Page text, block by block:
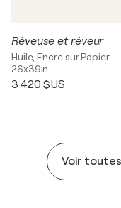
Rêveuse et rêveur
Huile, Encre sur Papier
26x39in
3 420 $US
Voir